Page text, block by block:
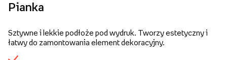
Pianka
Sztywne i lekkie podłoże pod wydruk. Tworzy estetyczny i
łatwy do zamontowania element dekoracyjny.